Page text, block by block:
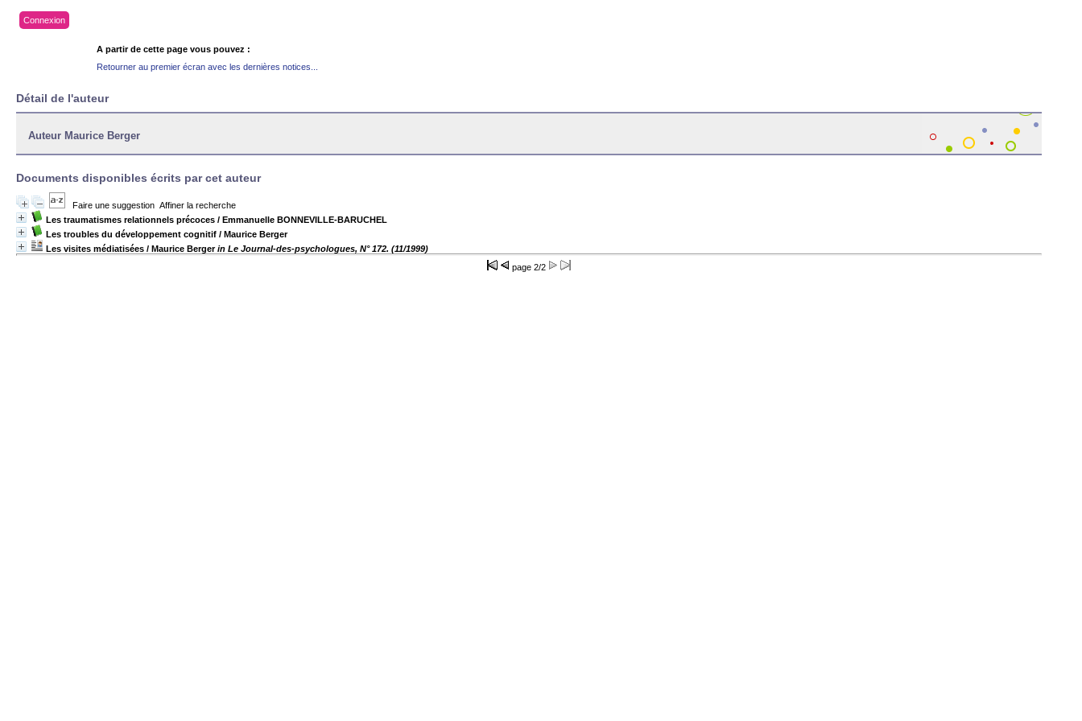
Connexion
A partir de cette page vous pouvez :
Retourner au premier écran avec les dernières notices...
Détail de l'auteur
Auteur Maurice Berger
Documents disponibles écrits par cet auteur
Faire une suggestion Affiner la recherche
Les traumatismes relationnels précoces / Emmanuelle BONNEVILLE-BARUCHEL
Les troubles du développement cognitif / Maurice Berger
Les visites médiatisées / Maurice Bergerin Le Journal-des-psychologues, N° 172. (11/1999)
page 2/2